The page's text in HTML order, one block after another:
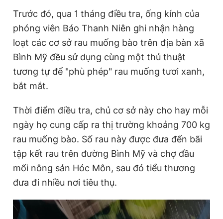
i
m
e
Trước đó, qua 1 tháng điều tra, ống kính của
phóng viên Báo Thanh Niên ghi nhận hàng
loạt các cơ sở rau muống bào trên địa bàn xã
Bình Mỹ đều sử dụng cùng một thủ thuật
tương tự để "phù phép" rau muống tươi xanh,
bắt mắt.
Thời điểm điều tra, chủ cơ sở này cho hay mỗi
ngày họ cung cấp ra thị trường khoảng 700 kg
rau muống bào. Số rau này được đưa đến bãi
tập kết rau trên đường Bình Mỹ và chợ đầu
mối nông sản Hóc Môn, sau đó tiểu thương
đưa đi nhiều nơi tiêu thụ.